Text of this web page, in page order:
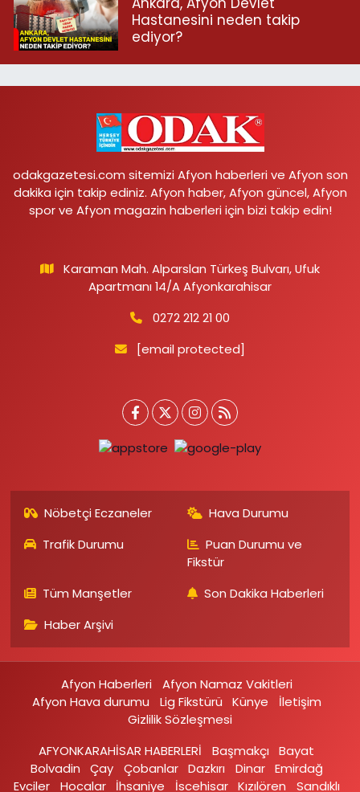
Hastanesini neden takip
ediyor?
odakgazetesi.com sitemizi Afyon haberleri ve Afyon son
dakika için takip ediniz. Afyon haber, Afyon güncel, Afyon
spor ve Afyon magazin haberleri için bizi takip edin!
Karaman Mah. Alparslan Türkeş Bulvarı, Ufuk
Apartmanı 14/A Afyonkarahisar
0272 212 21 00
[email protected]
Nöbetçi Eczaneler
Hava Durumu
Trafik Durumu
Puan Durumu ve
Fikstür
Tüm Manşetler
Son Dakika Haberleri
Haber Arşivi
Afyon Haberleri
Afyon Namaz Vakitleri
Afyon Hava durumu
Lig Fikstürü Künye
İletişim
Gizlilik Sözleşmesi
AFYONKARAHİSAR HABERLERİ
Başmakçı
Bayat
Bolvadin
Çay Çobanlar Dazkırı Dinar Emirdağ‎
Evciler‎
Hocalar İhsaniye‎ İscehisar Kızılören‎ Sandıklı‎